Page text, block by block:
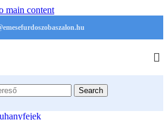
main content
Search